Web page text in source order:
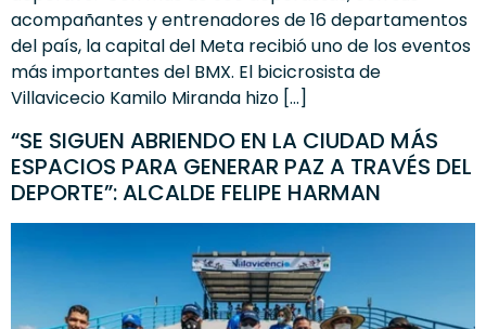
acompañantes y entrenadores de 16 departamentos
del país, la capital del Meta recibió uno de los eventos
más importantes del BMX. El bicicrosista de
Villavicecio Kamilo Miranda hizo […]
“SE SIGUEN ABRIENDO EN LA CIUDAD MÁS
ESPACIOS PARA GENERAR PAZ A TRAVÉS DEL
DEPORTE”: ALCALDE FELIPE HARMAN